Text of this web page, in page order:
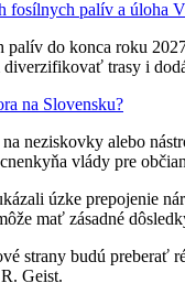
fosílnych palív a úloha
do konca roku
trasy i
na Slovensku?
neziskovky alebo
vlády pre
úzke prepojenie
mať zásadné
strany budú
Geist.